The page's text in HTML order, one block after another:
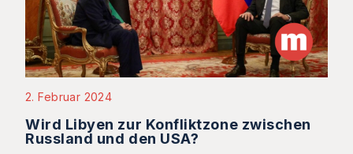
2. Februar 2024
Wird Libyen zur Konfliktzone zwischen
Russland und den USA?